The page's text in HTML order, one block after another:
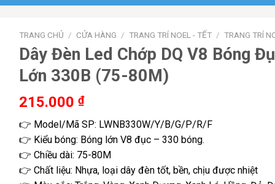
TRANG CHỦ / CỬA HÀNG / TRANG TRÍ NOEL - TẾT / TRANG TRÍ
Dây Đèn Led Chớp DQ V8 Bóng
Lớn 330B (75-80M)
215.000 ₫
👉 Model/Mã SP: LWNB330W/Y/B/G/P/R/F
👉 Kiểu bóng: Bóng lớn V8 đục – 330 bóng.
👉 Chiều dài: 75-80M
👉 Chất liệu: Nhựa, loại dây đèn tốt, bền, chịu được nhiệt